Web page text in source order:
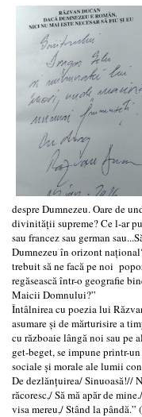
despre Dumnezeu. Oare de
divinității supreme? Ce l-ar
sau francez sau german
Dumnezeu în orizont
trebuit să ne facă pe noi
regăsească într-o geografie
Maicii Domnului?”
Întâlnirea cu poezia lui
asumare și de mărturisire a
cu războaie lângă noi sau pe
get-beget, se impune printr-
sociale și morale ale lumii
De dezlănțuirea/ Sinuoasă!//
răcoresc,/ Să mă apăr de
visa mereu,/ Stând la pândă.”